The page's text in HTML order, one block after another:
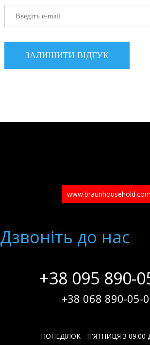
www.braunhousehold.com
Дзвонiть до нас
+38 095 890-
+38 068 890-05-
ПОНЕДІЛОК - П'ЯТНИЦЯ З 09:00